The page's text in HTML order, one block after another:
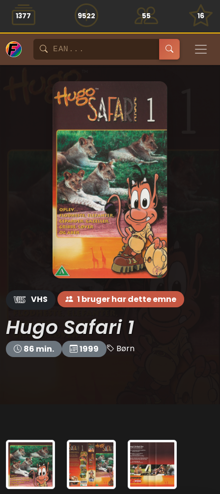
1377 9522 55 16
VHS 1 bruger har dette emne
Hugo Safari 1
86 min. 1999 Børn